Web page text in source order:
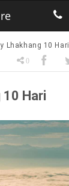
Lhakhang 10 Hari
0
10 Hari